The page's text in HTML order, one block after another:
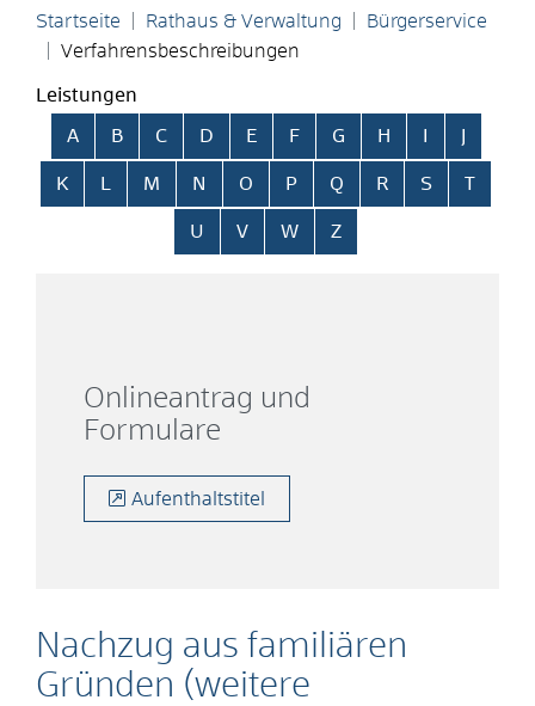
Startseite Rathaus & Verwaltung
Bürgerservice
Verfahrensbeschreibungen
Leistungen
Alphabetisches Register überspringen
A B C D E F G H
K L M N O P Q R S T
U V W Z
Nachzug aus familiären
Gründen (weitere
Onlineantrag und
Formulare
Aufenthaltstitel